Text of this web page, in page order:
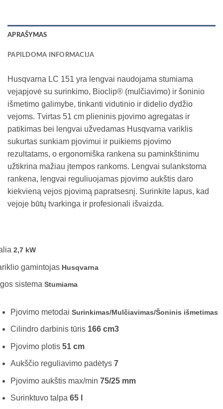
APRAŠYMAS
PAPILDOMA INFORMACIJA
Husqvarna LC 151 yra lengvai naudojama stumiama
vejapjovė su surinkimo, Bioclip® (mulčiavimo) ir šoninio
išmetimo galimybe, tinkanti vidutinio ir didelio dydžio
vejoms. Tvirtas 51 cm plieninis pjovimo agregatas ir
patikimas bei lengvai užvedamas Husqvarna variklis
sukurtas sunkiam pjovimui ir puikiems pjovimo
rezultatams, o ergonomiška rankena su paminkštinimu
užtikrina mažiau įtempos rankoms. Lengvai sulankstoma
rankena, lengvai reguliuojamas pjovimo aukštis daro
kiekvieną vejos pjovimą papratsesnį. Surinkite lapus, kad
vejoje būtų tvarkinga ir profesionali išvaizda.
2,7 kW
gamintojas Husqvarna
sistema Stumiama
Pjovimo metodai Surinkimas/Mulčiavimas/Šoninis išmetimas
Cilindro darbinis tūris 166 cm3
Pjovimo plotis 51 cm
Aukščio reguliavimo padėtys 7
Pjovimo aukštis max/min 75/25 mm
Surinktuvo talpa 65 l